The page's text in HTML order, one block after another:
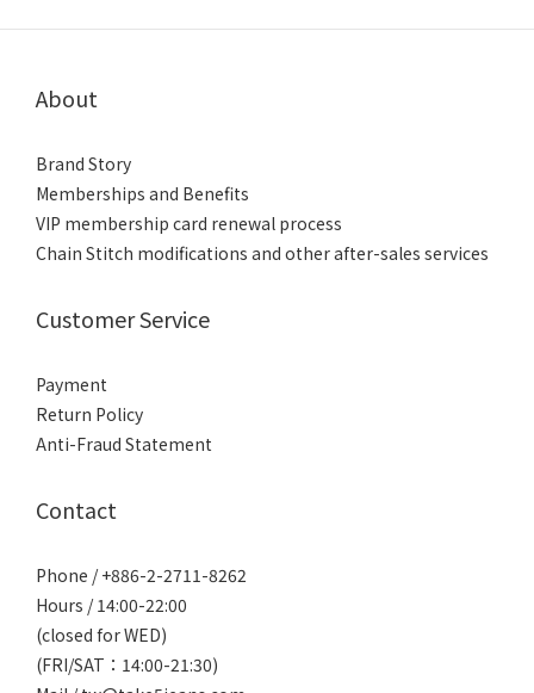
About
Brand Story
Memberships and Benefits
VIP membership card renewal process
Chain Stitch modifications and other after-sales services
Customer Service
Payment
Return Policy
Anti-Fraud Statement
Contact
Phone / +886-2-2711-8262
Hours / 14:00-22:00
(closed for WED)
(FRI/SAT：14:00-21:30)